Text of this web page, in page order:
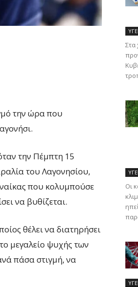
την ώρα που
την Πέμπτη 15
του Λαγονησίου,
που κολυμπούσε
να βυθίζεται.
θέλει να διατηρήσει
μεγαλείο ψυχής των
πάσα στιγμή, να
Στα
Οι